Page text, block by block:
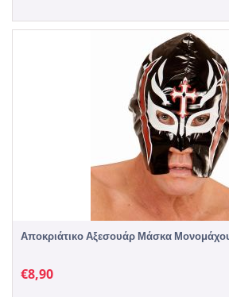
Αποκριάτικο Αξεσουάρ Μάσκα
€8,90